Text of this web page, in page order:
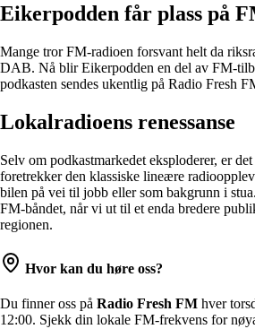
Eikerpodden får plass på
Mange tror FM-radioen forsvant helt da
DAB. Nå blir Eikerpodden en del av FM-
podkasten sendes ukentlig på Radio Fresh
Lokalradioens renessanse
Selv om podkastmarkedet eksploderer, er
foretrekker den klassiske lineære
bilen på vei til jobb eller som bakgrunn i
FM-båndet, når vi ut til et enda bredere
regionen.
Hvor kan du høre oss?
Du finner oss på Radio Fresh FM hver
12:00. Sjekk din lokale FM-frekvens for